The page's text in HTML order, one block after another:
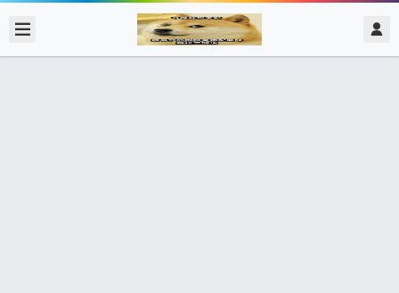
admin @ 梗圖大全 MEME NOW 2017/11/10